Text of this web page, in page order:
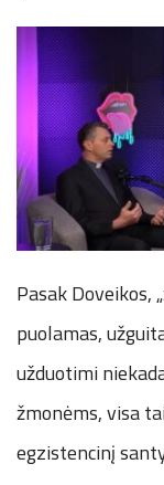
Pasak Doveikos,
puolamas,
užduotimi
žmonėms, visa
egzistencinį